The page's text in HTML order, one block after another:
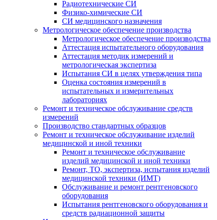
Радиотехнические СИ
Физико-химические СИ
СИ медицинского назначения
Метрологическое обеспечение производства
Метрологическое обеспечение производства
Аттестация испытательного оборудования
Аттестация методик измерений и
метрологическая экспертиза
Испытания СИ в целях утверждения типа
Оценка состояния измерений в
испытательных и измерительных
лабораториях
Ремонт и техническое обслуживание средств
измерений
Производство стандартных образцов
Ремонт и техническое обслуживание изделий
медицинской и иной техники
Ремонт и техническое обслуживание
изделий медицинской и иной техники
Ремонт, ТО, экспертиза, испытания изделий
медицинской техники (ИМТ)
Обслуживание и ремонт рентгеновского
оборудования
Испытания рентгеновского оборудования и
средств радиационной защиты